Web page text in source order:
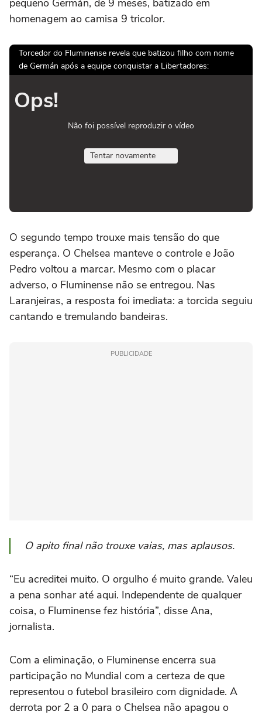
homenagem ao camisa 9 tricolor.
Torcedor do Fluminense revela que batizou filho com nome
de Germán após a equipe conquistar a Libertadores:
Ops!
Não foi possível reproduzir o vídeo
Tentar novamente
O segundo tempo trouxe mais tensão do que
esperança. O Chelsea manteve o controle e João
Pedro voltou a marcar. Mesmo com o placar
adverso, o Fluminense não se entregou. Nas
Laranjeiras, a resposta foi imediata: a torcida seguiu
cantando e tremulando bandeiras.
PUBLICIDADE
O apito final não trouxe vaias, mas aplausos.
“Eu acreditei muito. O orgulho é muito grande. Valeu
a pena sonhar até aqui. Independente de qualquer
coisa, o Fluminense fez história”, disse Ana,
jornalista.
Com a eliminação, o Fluminense encerra sua
participação no Mundial com a certeza de que
representou o futebol brasileiro com dignidade. A
derrota por 2 a 0 para o Chelsea não apagou o